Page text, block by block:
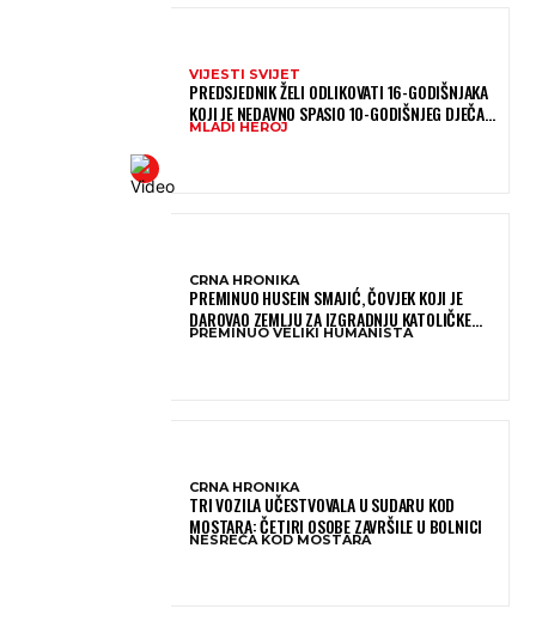
VIJESTI SVIJET
PREDSJEDNIK ŽELI ODLIKOVATI 16-GODIŠNJAKA
KOJI JE NEDAVNO SPASIO 10-GODIŠNJEG DJEČAKA
IZ SMRTONOSNIH VALOVA
MLADI HEROJ
CRNA HRONIKA
PREMINUO HUSEIN SMAJIĆ, ČOVJEK KOJI JE
DAROVAO ZEMLJU ZA IZGRADNJU KATOLIČKE
CRKVE U BUGOJNU
PREMINUO VELIKI HUMANISTA
CRNA HRONIKA
TRI VOZILA UČESTVOVALA U SUDARU KOD
MOSTARA: ČETIRI OSOBE ZAVRŠILE U BOLNICI
NESREĆA KOD MOSTARA